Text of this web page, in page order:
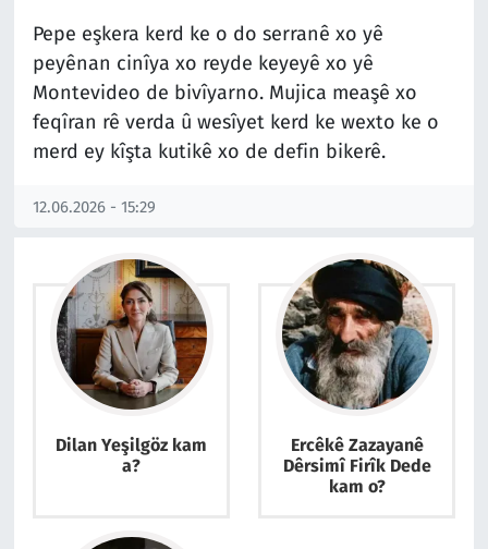
Pepe eşkera kerd ke o do serranê xo yê
peyênan cinîya xo reyde keyeyê xo yê
Montevideo de bivîyarno. Mujica meaşê xo
feqîran rê verda û wesîyet kerd ke wexto ke o
merd ey kîşta kutikê xo de defin bikerê.
12.06.2026 - 15:29
Dilan Yeşilgöz kam
a?
Ercêkê Zazayanê
Dêrsimî Firîk Dede
kam o?